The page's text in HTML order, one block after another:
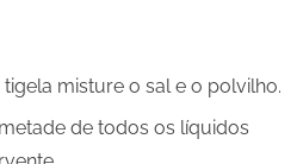
misture o sal e o polvilho.
de todos os líquidos